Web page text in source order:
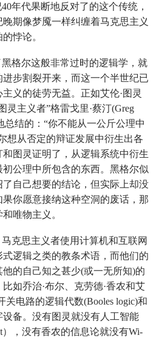
年代果断地反对了的这个传统，
期像梦魇一样纠缠着马克思主义
悖论。
格尔这般非常过时的逻辑学，就
步割裂开来，而这一个半世纪已
义的徒劳无益。正如艾伦·图灵
灵主义者”格雷戈里·蔡汀(Greg
总结的：“你不能从一公斤公理中
想从否定的辩证发展中衍生出各
图灵证明了，从逻辑系统中衍生
公理中所包含的东西。黑格尔似
自己想要的结论，但实际上却没
你愿意接纳这种空洞的废话，那
唯物主义。
克思主义者使用计算机和互联网
逻辑之类的教条术语，而他们的
的自己知之甚少(或一无所知)的
如乔治·布尔、克劳德·香农和艾
关电路的逻辑代数(Booles logic)和
备。没有图灵就没有人工智能
），没有香农的信息论就没有Wi-